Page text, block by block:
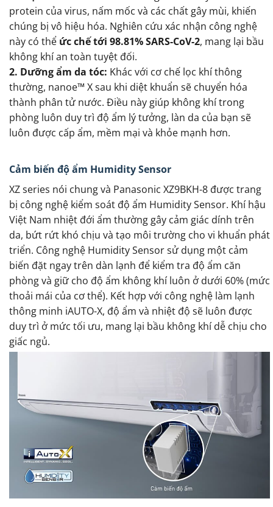
protein của virus, nấm mốc và các chất gây mùi, khiến
chúng bị vô hiệu hóa. Nghiên cứu xác nhận công nghệ
này có thể ức chế tới 98.81% SARS-CoV-2, mang lại bầu
không khí an toàn tuyệt đối.
2. Dưỡng ẩm da tóc: Khác với cơ chế lọc khí thông
thường, nanoe™ X sau khi diệt khuẩn sẽ chuyển hóa
thành phân tử nước. Điều này giúp không khí trong
phòng luôn duy trì độ ẩm lý tưởng, làn da của bạn sẽ
luôn được cấp ẩm, mềm mại và khỏe mạnh hơn.
Cảm biến độ ẩm Humidity Sensor
XZ series nói chung và Panasonic XZ9BKH-8 được trang
bị công nghệ kiểm soát độ ẩm Humidity Sensor. Khí hậu
Việt Nam nhiệt đới ẩm thường gây cảm giác dính trên
da, bứt rứt khó chịu và tạo môi trường cho vi khuẩn phát
triển. Công nghệ Humidity Sensor sử dụng một cảm
biến đặt ngay trên dàn lạnh để kiểm tra độ ẩm căn
phòng và giữ cho độ ẩm không khí luôn ở dưới 60% (mức
thoải mái của cơ thể). Kết hợp với công nghệ làm lạnh
thông minh iAUTO-X, độ ẩm và nhiệt độ sẽ luôn được
duy trì ở mức tối ưu, mang lại bầu không khí dễ chịu cho
giấc ngủ.